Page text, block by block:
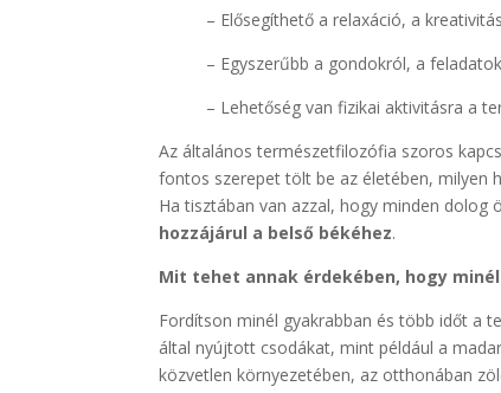
– Elősegíthető a relaxáció, a
– Egyszerűbb a gondokról, a
– Lehetőség van fizikai aktivitásra a
Az általános természetfilozófia szoros
fontos szerepet tölt be az életében, milyen
Ha tisztában van azzal, hogy minden dolog
hozzájárul a belső békéhez.
Mit tehet annak érdekében, hogy
Fordítson minél gyakrabban és több időt a
által nyújtott csodákat, mint például a
közvetlen környezetében, az otthonában